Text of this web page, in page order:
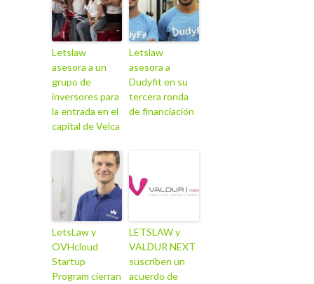
Letslaw
asesora a un
grupo de
inversores para
la entrada en el
capital de Velca
Letslaw
asesora a
Dudyfit en su
tercera ronda
de financiación
LetsLaw y
OVHcloud
Startup
Program cierran
LETSLAW y
VALDUR NEXT
suscriben un
acuerdo de